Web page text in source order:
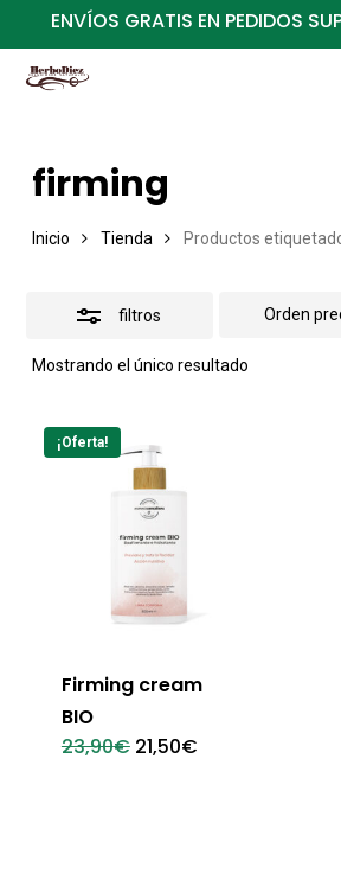
al
contenido
ENVÍOS GRATIS EN PEDIDOS
firming
Inicio Tienda Productos
filtros
Mostrando el único resultado
Orden
¡Oferta!
Firming cream
BIO
23,90€ El
precio
21,50€El